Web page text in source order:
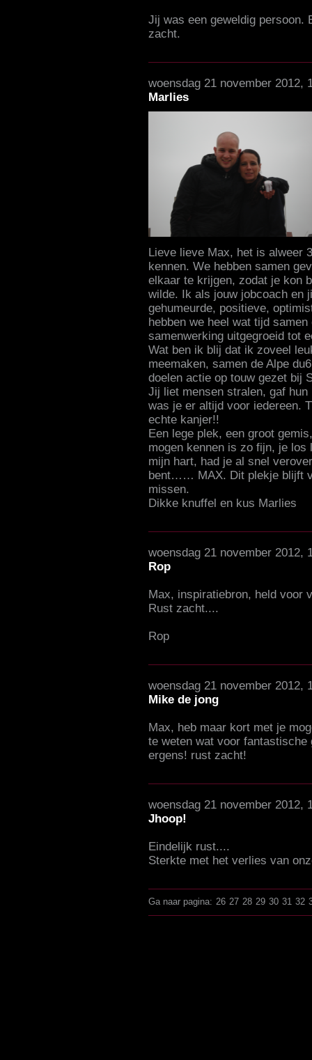
Jij was een geweldig persoon.
zacht.
woensdag 21 november 2012,
Marlies
Lieve lieve Max, het is alweer
kennen. We hebben samen
elkaar te krijgen, zodat je kon
wilde. Ik als jouw jobcoach en
gehumeurde, positieve,
hebben we heel wat tijd
samenwerking uitgegroeid tot
Wat ben ik blij dat ik zoveel
meemaken, samen de Alpe
doelen actie op touw gezet bij
Jij liet mensen stralen, gaf
was je er altijd voor iedereen.
echte kanjer!!
Een lege plek, een groot
mogen kennen is zo fijn, je
mijn hart, had je al snel
bent…… MAX. Dit plekje blijft
missen.
Dikke knuffel en kus Marlies
woensdag 21 november 2012,
Rop
Max, inspiratiebron, held voor
Rust zacht....
Rop
woensdag 21 november 2012,
Mike de jong
Max, heb maar kort met je
te weten wat voor
ergens! rust zacht!
woensdag 21 november 2012,
Jhoop!
Eindelijk rust....
Sterkte met het verlies van
Ga naar pagina: 26 27 28 29 30 31 32